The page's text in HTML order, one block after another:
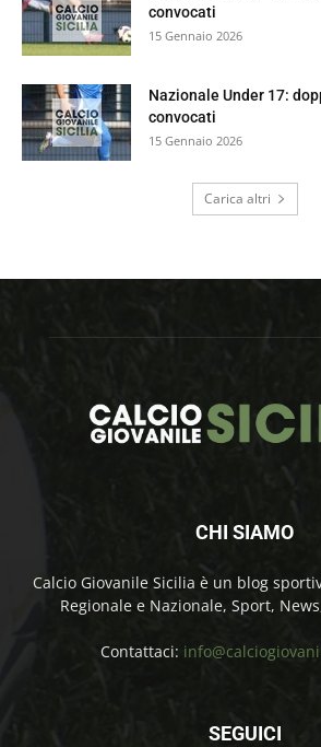
convocati
15 Gennaio 2026
Nazionale Under 17:
convocati
15 Gennaio 2026
Carica altri
CHI SIAMO
Calcio Giovanile Sicilia è un blog
Regionale e Nazionale, Sport,
Contattaci:
SEGUICI